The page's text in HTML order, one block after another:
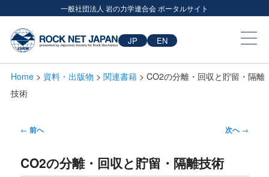
一般社団法人 岩の力学連合会 ポータルサイト
JP EN
Home > 資料・出版物 > 関連書籍 > CO2の分離・回収と貯留・隔離
技術
投
ナ
← 前へ 次へ→
CO2の分離・回収と貯留・隔離技術